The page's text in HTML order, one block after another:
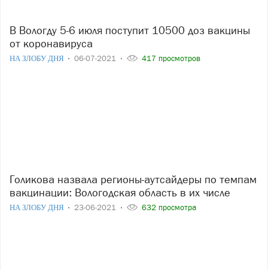
В Вологду 5-6 июля поступит 10500 доз вакцины
от коронавируса
НА ЗЛОБУ ДНЯ 06-07-2021 417 просмотров
Голикова назвала регионы-аутсайдеры по темпам
вакцинации: Вологодская область в их числе
НА ЗЛОБУ ДНЯ 23-06-2021 632 просмотра